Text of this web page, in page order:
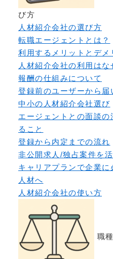
び方
人材紹介会社の選び方
転職エージェントとは？
利用するメリットとデメ
人材紹介会社の利用はな
報酬の仕組みについて
登録前のユーザーから届
中小の人材紹介会社選び
エージェントとの面談の
ること
登録から内定までの流れ
非公開求人/独占案件を
キャリアプランで企業に
人材へ
人材紹介会社の使い方
職